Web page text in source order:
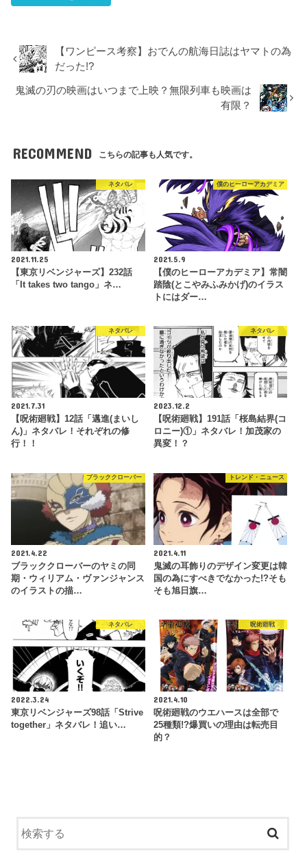
【ワンピース考察】おでんの航海日誌はヤマトの為
だった!?
鬼滅の刃の映画はいつまで上映？無限列車も映画は
有限？
RECOMMEND こちらの記事も人気です。
ネタバレ
2021.11.25
【東京リベンジャーズ】232話
「It takes two tango」ネ…
僕のヒーローアカデミア
2021.5.9
【僕のヒーローアカデミア】常闇
踏陰(とこやみふみかげ)のイラス
トにはダー…
ネタバレ
2021.7.31
【呪術廻戦】12話「邁進(まいし
ん)」ネタバレ！それぞれの修
行！！
ネタバレ
2023.12.2
【呪術廻戦】191話「桜島結界(コ
ロニー)①」ネタバレ！加茂家の
異変！？
ブラッククローバー
2021.4.22
ブラッククローバーのヤミの同
期・ウィリアム・ヴァンジャンス
のイラストの描…
トレンド・ニュース
2021.4.11
鬼滅の耳飾りのデザイン変更は韓
国の為にすべきでなかった!?そも
そも旭日旗…
ネタバレ
2022.3.24
東京リベンジャーズ98話「Strive
together」ネタバレ！追い…
呪術廻戦
2021.4.10
呪術廻戦のウエハースは全部で
25種類!?爆買いの理由は転売目
的？